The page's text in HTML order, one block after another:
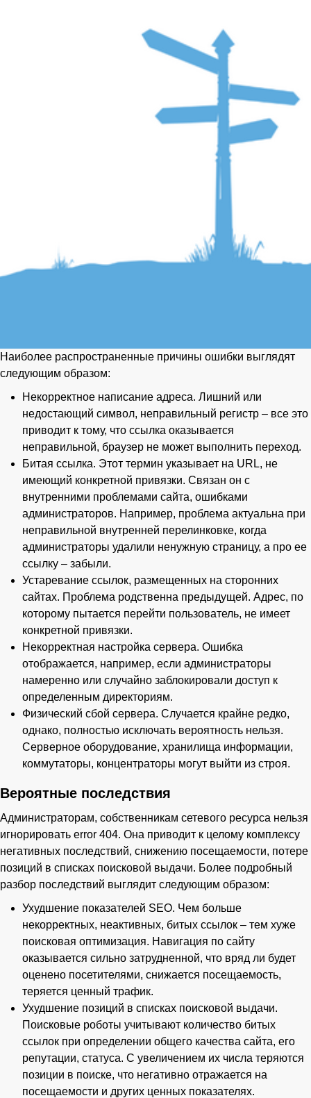
Наиболее распространенные причины ошибки выглядят
следующим образом:
Некорректное написание адреса. Лишний или
недостающий символ, неправильный регистр – все это
приводит к тому, что ссылка оказывается
неправильной, браузер не может выполнить переход.
Битая ссылка. Этот термин указывает на URL, не
имеющий конкретной привязки. Связан он с
внутренними проблемами сайта, ошибками
администраторов. Например, проблема актуальна при
неправильной внутренней перелинковке, когда
администраторы удалили ненужную страницу, а про ее
ссылку – забыли.
Устаревание ссылок, размещенных на сторонних
сайтах. Проблема родственна предыдущей. Адрес, по
которому пытается перейти пользователь, не имеет
конкретной привязки.
Некорректная настройка сервера. Ошибка
отображается, например, если администраторы
намеренно или случайно заблокировали доступ к
определенным директориям.
Физический сбой сервера. Случается крайне редко,
однако, полностью исключать вероятность нельзя.
Серверное оборудование, хранилища информации,
коммутаторы, концентраторы могут выйти из строя.
Вероятные последствия
Администраторам, собственникам сетевого ресурса нельзя
игнорировать error 404. Она приводит к целому комплексу
негативных последствий, снижению посещаемости, потере
позиций в списках поисковой выдачи. Более подробный
разбор последствий выглядит следующим образом:
Ухудшение показателей SEO. Чем больше
некорректных, неактивных, битых ссылок – тем хуже
поисковая оптимизация. Навигация по сайту
оказывается сильно затрудненной, что вряд ли будет
оценено посетителями, снижается посещаемость,
теряется ценный трафик.
Ухудшение позиций в списках поисковой выдачи.
Поисковые роботы учитывают количество битых
ссылок при определении общего качества сайта, его
репутации, статуса. С увеличением их числа теряются
позиции в поиске, что негативно отражается на
посещаемости и других ценных показателях.